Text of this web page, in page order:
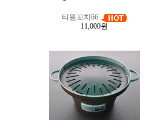
티원꼬치66
11,000원